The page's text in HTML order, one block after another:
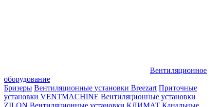
Вентиляционное
оборудование
Бризеры Вентиляционные установки Breezart Приточные
установки VENTMACHINE Вентиляционные установки
ZILON Вентиляционные установки КЛИМАТ Канальные